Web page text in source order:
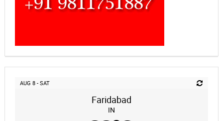
AUG 8 - SAT
Faridabad
IN